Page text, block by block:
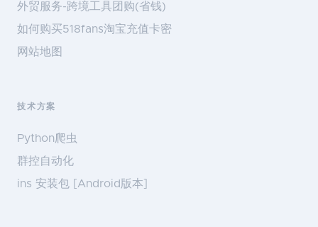
外贸服务-跨境工具团购(省钱)
如何购买518fans淘宝充值卡密
网站地图
技术方案
Python爬虫
群控自动化
ins 安装包 [Android版本]